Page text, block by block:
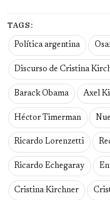
TAGS:
Política argentina
Discurso de Cristina
Barack Obama Axel
Héctor Timerman
Ricardo Lorenzetti
Ricardo Echegaray
Cristina Kirchner